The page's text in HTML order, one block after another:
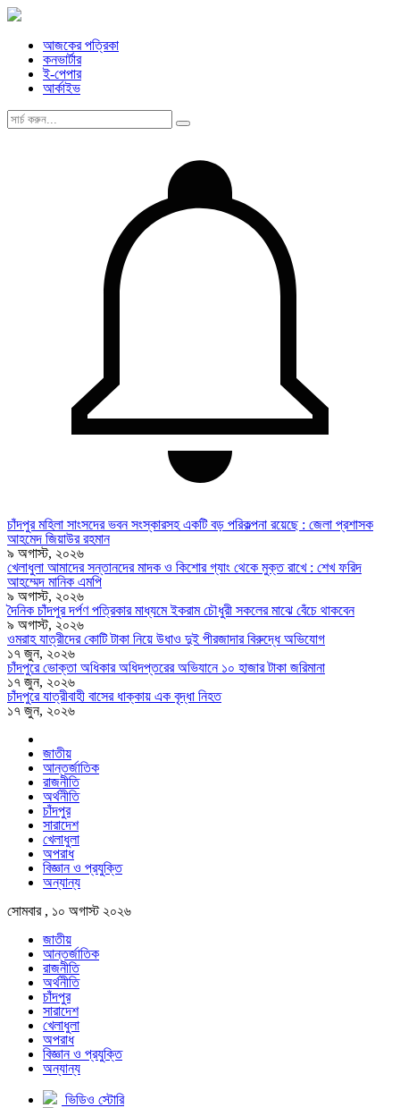
আজকের পত্রিকা
কনভার্টার
ই-পেপার
আর্কাইভ
চাঁদপুর মহিলা সাংসদের ভবন সংস্কারসহ একটি বড় পরিকল্পনা রয়েছে : জেলা প্রশাসক
আহমেদ জিয়াউর রহমান
৯ অগাস্ট, ২০২৬
খেলাধুলা আমাদের সন্তানদের মাদক ও কিশোর গ্যাং থেকে মুক্ত রাখে : শেখ ফরিদ
আহম্মেদ মানিক এমপি
৯ অগাস্ট, ২০২৬
দৈনিক চাঁদপুর দর্পণ পত্রিকার মাধ্যমে ইকরাম চৌধুরী সকলের মাঝে বেঁচে থাকবেন
৯ অগাস্ট, ২০২৬
ওমরাহ যাত্রীদের কোটি টাকা নিয়ে উধাও দুই পীরজাদার বিরুদ্ধে অভিযোগ
১৭ জুন, ২০২৬
চাঁদপুরে ভোক্তা অধিকার অধিদপ্তরের অভিযানে ১০ হাজার টাকা জরিমানা
১৭ জুন, ২০২৬
চাঁদপুরে যাত্রীবাহী বাসের ধাক্কায় এক বৃদ্ধা নিহত
১৭ জুন, ২০২৬
জাতীয়
আন্তর্জাতিক
রাজনীতি
অর্থনীতি
চাঁদপুর
সারাদেশ
খেলাধুলা
অপরাধ
বিজ্ঞান ও প্রযুক্তি
অন্যান্য
সোমবার , ১০ অগাস্ট ২০২৬
জাতীয়
আন্তর্জাতিক
রাজনীতি
অর্থনীতি
চাঁদপুর
সারাদেশ
খেলাধুলা
অপরাধ
বিজ্ঞান ও প্রযুক্তি
অন্যান্য
ভিডিও স্টোরি